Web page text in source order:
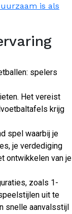
is als
spelers
Het vereist
krijg
spel waarbij je
je verdediging
ontwikkelen van je
zoals 1-
uit te
snelle aanvalsstijl